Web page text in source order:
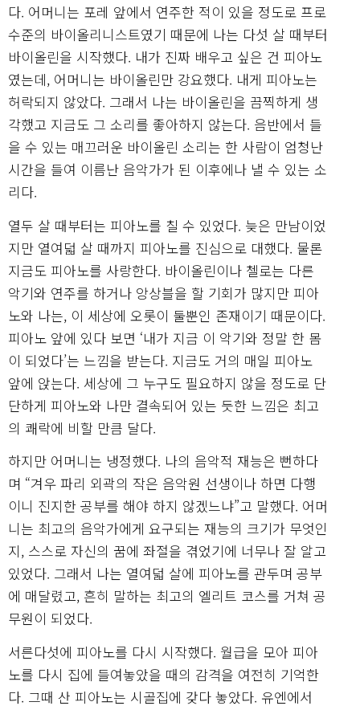
다. 어머니는 포레 앞에서 연주한 적이 있을 정도로 프로
수준의 바이올리니스트였기 때문에 나는 다섯 살 때부터
바이올린을 시작했다. 내가 진짜 배우고 싶은 건 피아노
였는데, 어머니는 바이올린만 강요했다. 내게 피아노는
허락되지 않았다. 그래서 나는 바이올린을 끔찍하게 생
각했고 지금도 그 소리를 좋아하지 않는다. 음반에서 들
을 수 있는 매끄러운 바이올린 소리는 한 사람이 엄청난
시간을 들여 이름난 음악가가 된 이후에나 낼 수 있는 소
리다.
열두 살 때부터는 피아노를 칠 수 있었다. 늦은 만남이었
지만 열여덟 살 때까지 피아노를 진심으로 대했다. 물론
지금도 피아노를 사랑한다. 바이올린이나 첼로는 다른
악기와 연주를 하거나 앙상블을 할 기회가 많지만 피아
노와 나는, 이 세상에 오롯이 둘뿐인 존재이기 때문이다.
피아노 앞에 있다 보면 ‘내가 지금 이 악기와 정말 한 몸
이 되었다’는 느낌을 받는다. 지금도 거의 매일 피아노
앞에 앉는다. 세상에 그 누구도 필요하지 않을 정도로 단
단하게 피아노와 나만 결속되어 있는 듯한 느낌은 최고
의 쾌락에 비할 만큼 달다.
하지만 어머니는 냉정했다. 나의 음악적 재능은 뻔하다
며 “겨우 파리 외곽의 작은 음악원 선생이나 하면 다행
이니 진지한 공부를 해야 하지 않겠느냐”고 말했다. 어머
니는 최고의 음악가에게 요구되는 재능의 크기가 무엇인
지, 스스로 자신의 꿈에 좌절을 겪었기에 너무나 잘 알고
있었다. 그래서 나는 열여덟 살에 피아노를 관두며 공부
에 매달렸고, 흔히 말하는 최고의 엘리트 코스를 거쳐 공
무원이 되었다.
서른다섯에 피아노를 다시 시작했다. 월급을 모아 피아
노를 다시 집에 들여놓았을 때의 감격을 여전히 기억한
다. 그때 산 피아노는 시골집에 갖다 놓았다. 유엔에서